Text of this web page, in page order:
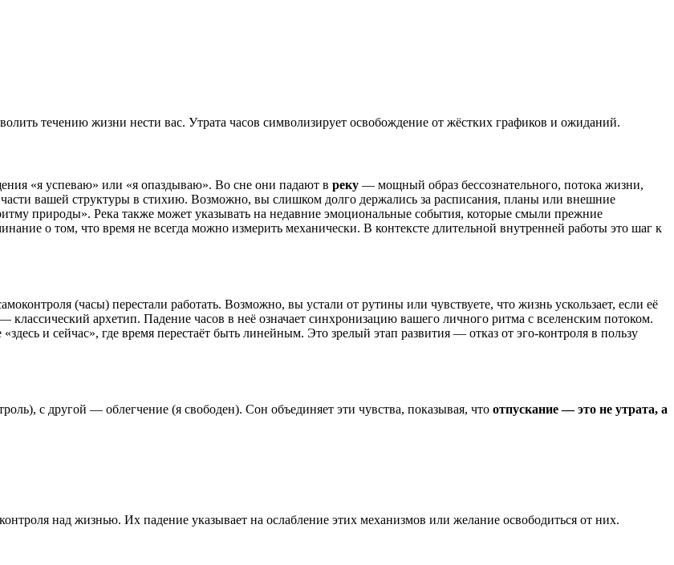
течению жизни нести вас. Утрата часов символизирует освобождение от жёстких графиков и ожиданий.
«я успеваю» или «я опаздываю». Во сне они падают в реку — мощный образ бессознательного, потока жизни,
части вашей структуры в стихию. Возможно, вы слишком долго держались за расписания, планы или внешние
природы». Река также может указывать на недавние эмоциональные события, которые смыли прежние
о том, что время не всегда можно измерить механически. В контексте длительной внутренней работы это шаг к
(часы) перестали работать. Возможно, вы устали от рутины или чувствуете, что жизнь ускользает, если её
классический архетип. Падение часов в неё означает синхронизацию вашего личного ритма с вселенским потоком.
и сейчас», где время перестаёт быть линейным. Это зрелый этап развития — отказ от эго-контроля в пользу
с другой — облегчение (я свободен). Сон объединяет эти чувства, показывая, что отпускание — это не утрата, а
над жизнью. Их падение указывает на ослабление этих механизмов или желание освободиться от них.